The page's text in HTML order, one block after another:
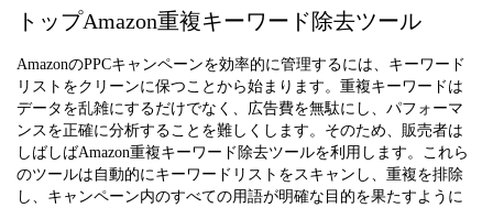
トップAmazon重複キーワード除去ツール
AmazonのPPCキャンペーンを効率的に管理するには、キーワード
リストをクリーンに保つことから始まります。重複キーワードは
データを乱雑にするだけでなく、広告費を無駄にし、パフォーマ
ンスを正確に分析することを難しくします。そのため、販売者は
しばしばAmazon重複キーワード除去ツールを利用します。これら
のツールは自動的にキーワードリストをスキャンし、重複を排除
し、キャンペーン内のすべての用語が明確な目的を果たすように